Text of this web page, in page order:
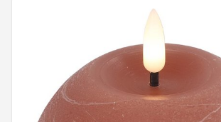
Babyprojectors
Shop